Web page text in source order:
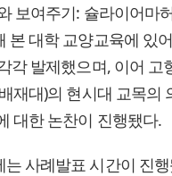
보여주기: 슐라이어마
본 대학 교양교육에 있
각 발제했으며, 이어 고
재대)의 현시대 교목의
대한 논찬이 진행됐다.
는 사례발표 시간이 진